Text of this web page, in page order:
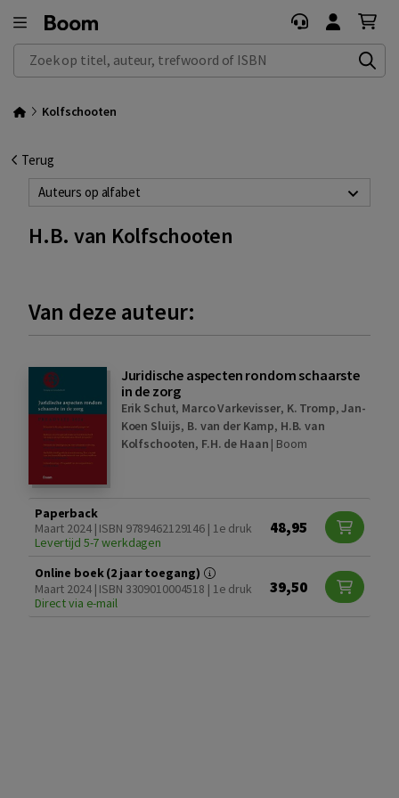
Zoek op titel, auteur, trefwoord of ISBN
Kolfschooten
Terug
Auteurs op alfabet
H.B. van Kolfschooten
Van deze auteur:
Juridische aspecten rondom schaarste
in de zorg
Erik Schut, Marco Varkevisser, K. Tromp,Jan-
Koen Sluijs, B. van der Kamp, H.B. van
Kolfschooten, F.H. de Haan | Boom
Paperback
Maart 2024 | ISBN 9789462129146 | 1e druk
Levertijd 5-7 werkdagen
48,95
Online boek (2 jaar toegang)
Maart 2024 | ISBN 3309010004518 | 1e druk
Direct via e-mail
39,50